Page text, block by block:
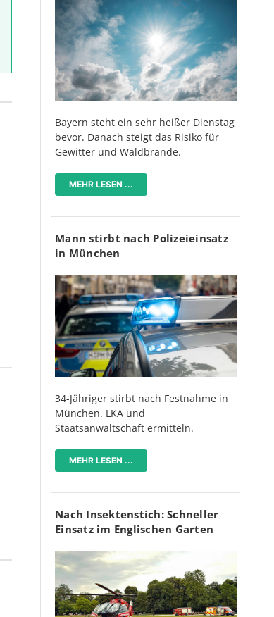
Bayern steht ein sehr heißer Dienstag
bevor. Danach steigt das Risiko für
Gewitter und Waldbrände.
MEHR LESEN ...
Mann stirbt nach Polizeieinsatz
in München
34-Jähriger stirbt nach Festnahme in
München. LKA und
Staatsanwaltschaft ermitteln.
MEHR LESEN ...
Nach Insektenstich: Schneller
Einsatz im Englischen Garten